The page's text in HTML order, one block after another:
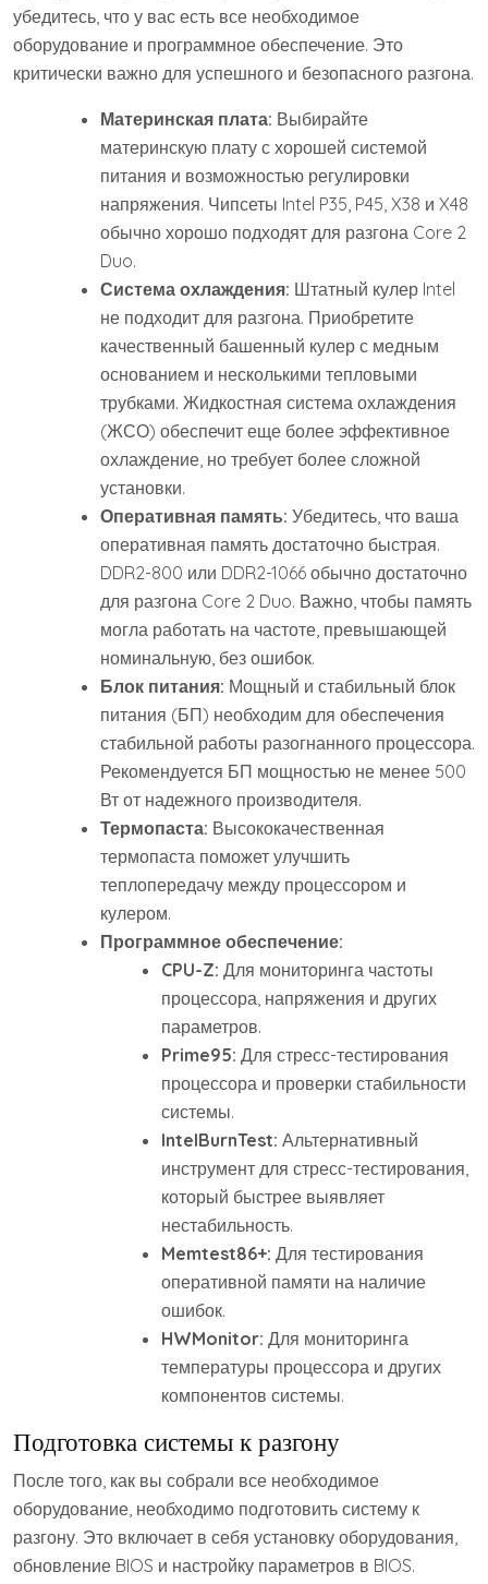
убедитесь, что у вас есть все необходимое
оборудование и программное обеспечение. Это
критически важно для успешного и безопасного разгона.
Материнская плата: Выбирайте
материнскую плату с хорошей системой
питания и возможностью регулировки
напряжения. Чипсеты Intel P35, P45, X38 и X48
обычно хорошо подходят для разгона Core 2
Duo.
Система охлаждения: Штатный кулер Intel
не подходит для разгона. Приобретите
качественный башенный кулер с медным
основанием и несколькими тепловыми
трубками. Жидкостная система охлаждения
(ЖСО) обеспечит еще более эффективное
охлаждение, но требует более сложной
установки.
Оперативная память: Убедитесь, что ваша
оперативная память достаточно быстрая.
DDR2-800 или DDR2-1066 обычно достаточно
для разгона Core 2 Duo. Важно, чтобы память
могла работать на частоте, превышающей
номинальную, без ошибок.
Блок питания: Мощный и стабильный блок
питания (БП) необходим для обеспечения
стабильной работы разогнанного процессора.
Рекомендуется БП мощностью не менее 500
Вт от надежного производителя.
Термопаста: Высококачественная
термопаста поможет улучшить
теплопередачу между процессором и
кулером.
Программное обеспечение:
CPU-Z: Для мониторинга частоты
процессора, напряжения и других
параметров.
Prime95: Для стресс-тестирования
процессора и проверки стабильности
системы.
IntelBurnTest: Альтернативный
инструмент для стресс-тестирования,
который быстрее выявляет
нестабильность.
Memtest86+: Для тестирования
оперативной памяти на наличие
ошибок.
HWMonitor: Для мониторинга
температуры процессора и других
компонентов системы.
Подготовка системы к разгону
После того, как вы собрали все необходимое
оборудование, необходимо подготовить систему к
разгону. Это включает в себя установку оборудования,
обновление BIOS и настройку параметров в BIOS.